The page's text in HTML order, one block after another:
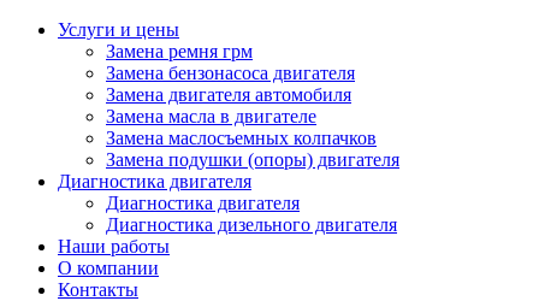
Услуги и цены
Замена ремня грм
Замена бензонасоса двигателя
Замена двигателя автомобиля
Замена масла в двигателе
Замена маслосъемных колпачков
Замена подушки (опоры) двигателя
Диагностика двигателя
Диагностика двигателя
Диагностика дизельного двигателя
Наши работы
О компании
Контакты